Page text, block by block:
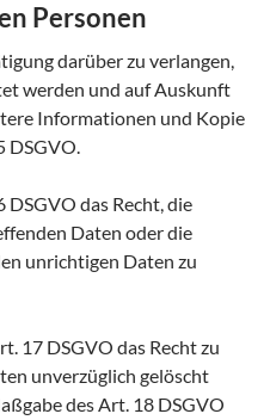
Personen
darüber zu verlangen,
werden und auf Auskunft
Informationen und Kopie
DSGVO.
DSGVO das Recht, die
Daten oder die
unrichtigen Daten zu
17 DSGVO das Recht zu
unverzüglich gelöscht
des Art. 18 DSGVO